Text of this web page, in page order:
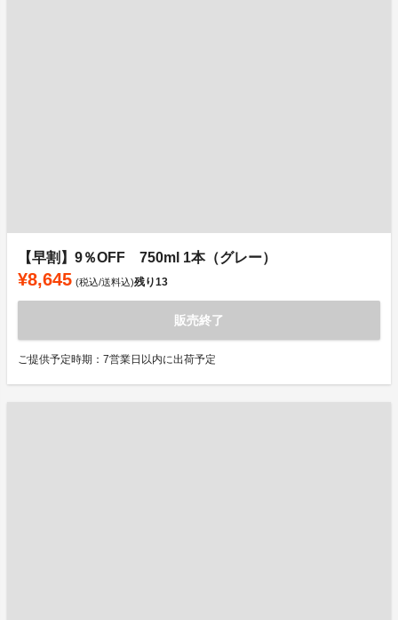
【早割】9％OFF 750ml 1本（グレー）
¥8,645 (税込/送料込)残り13
販売終了
ご提供予定時期：7営業日以内に出荷予定